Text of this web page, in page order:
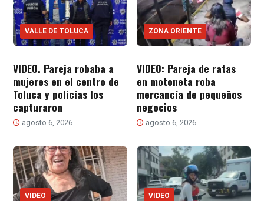
VALLE DE TOLUCA
VIDEO. Pareja robaba a
mujeres en el centro de
Toluca y policías los
capturaron
agosto 6, 2026
ZONA ORIENTE
VIDEO: Pareja de ratas
en motoneta roba
mercancía de pequeños
negocios
agosto 6, 2026
VIDEO VIDEO